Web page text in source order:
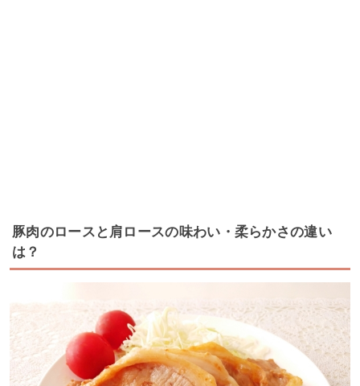
豚肉のロースと肩ロースの味わい・柔らかさの違い
は？